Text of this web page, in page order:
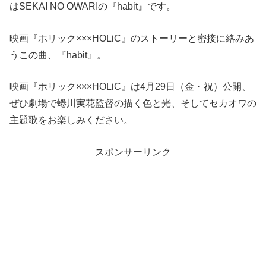
はSEKAI NO OWARIの『habit』です。
映画『ホリック×××HOLiC』のストーリーと密接に絡みあ
うこの曲、『habit』。
映画『ホリック×××HOLiC』は4月29日（金・祝）公開、
ぜひ劇場で蜷川実花監督の描く色と光、そしてセカオワの
主題歌をお楽しみください。
スポンサーリンク